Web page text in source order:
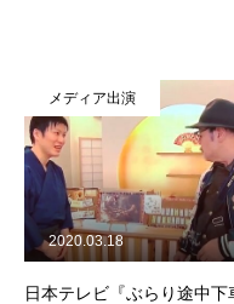
メディア出演
日本テレビ『ぶらり途中下
2020.03.18